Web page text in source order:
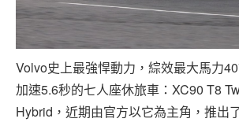
Volvo史上最強悍動力，綜效最大馬力
加速5.6秒的七人座休旅車：XC90 T8
Hybrid，近期由官方以它為主角，推出